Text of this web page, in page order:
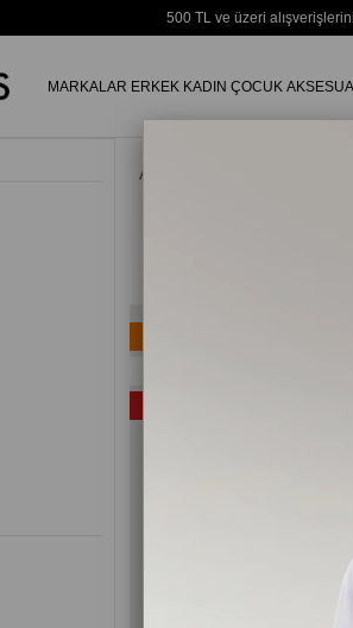
500 TL ve üzeri
MARKALAR ERKEK KADIN ÇOCUK
Anasayfa